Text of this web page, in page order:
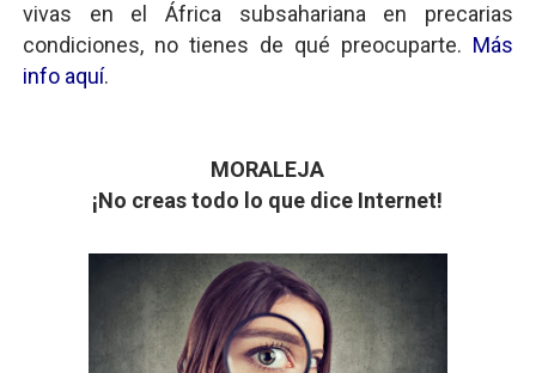
vivas en el África subsahariana en precarias
condiciones, no tienes de qué preocuparte. Más
info aquí.
MORALEJA
¡No creas todo lo que dice Internet!